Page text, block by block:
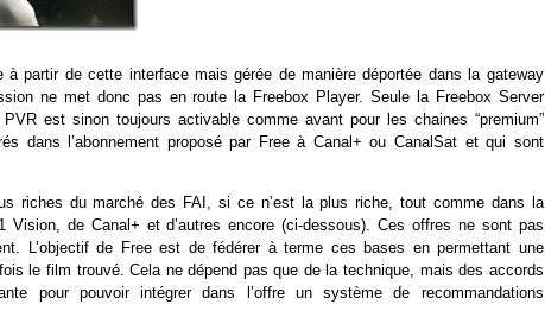
à partir de cette interface mais gérée de manière déportée dans la gateway
ne met donc pas en route la Freebox Player. Seule la Freebox Server
est sinon toujours activable comme avant pour les chaines “premium”
dans l’abonnement proposé par Free à Canal+ ou CanalSat et qui sont
riches du marché des FAI, si ce n’est la plus riche, tout comme dans la
de Canal+ et d’autres encore (ci-dessous). Ces offres ne sont pas
L’objectif de Free est de fédérer à terme ces bases en permettant une
le film trouvé. Cela ne dépend pas que de la technique, mais des accords
pour pouvoir intégrer dans l’offre un système de recommandations